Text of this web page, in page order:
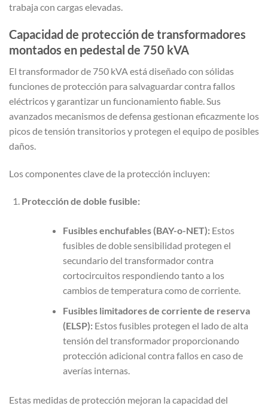
trabaja con cargas elevadas.
Capacidad de protección de transformadores
montados en pedestal de 750 kVA
El transformador de 750 kVA está diseñado con sólidas
funciones de protección para salvaguardar contra fallos
eléctricos y garantizar un funcionamiento fiable. Sus
avanzados mecanismos de defensa gestionan eficazmente los
picos de tensión transitorios y protegen el equipo de posibles
daños.
Los componentes clave de la protección incluyen:
Protección de doble fusible:
Fusibles enchufables (BAY-o-NET):Estos
fusibles de doble sensibilidad protegen el
secundario del transformador contra
cortocircuitos respondiendo tanto a los
cambios de temperatura como de corriente.
Fusibles limitadores de corriente de reserva
(ELSP):Estos fusibles protegen el lado de alta
tensión del transformador proporcionando
protección adicional contra fallos en caso de
averías internas.
Estas medidas de protección mejoran la capacidad del